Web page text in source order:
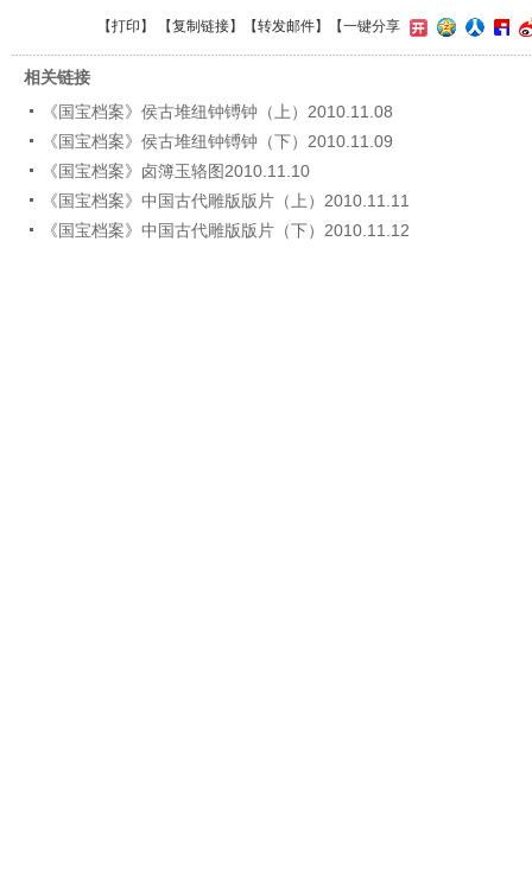
【打印 】 【复制链接】【转发邮件】 【一键分享
相关链接
《国宝档案》侯古堆纽钟镈钟（上）2010.11.08
《国宝档案》侯古堆纽钟镈钟（下）2010.11.09
《国宝档案》卤簿玉辂图2010.11.10
《国宝档案》中国古代雕版版片（上）2010.11.11
《国宝档案》中国古代雕版版片（下）2010.11.12